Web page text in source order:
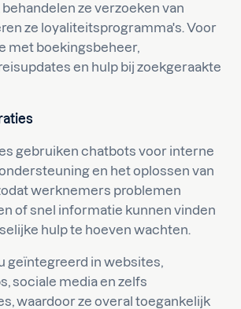
ze verzoeken van
ze loyaliteitsprogramma's. Voor
met boekingsbeheer,
en hulp bij zoekgeraakte
gebruiken chatbots voor interne
en het oplossen van
werknemers problemen
of snel informatie kunnen vinden
hulp te hoeven wachten.
geïntegreerd in websites,
sociale media en zelfs
waardoor ze overal toegankelijk